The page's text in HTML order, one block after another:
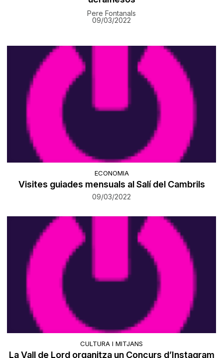
Pere Fontanals
09/03/2022
ECONOMIA
Visites guiades mensuals al Salí del Cambrils
09/03/2022
CULTURA I MITJANS
La Vall de Lord organitza un Concurs d’Instagram